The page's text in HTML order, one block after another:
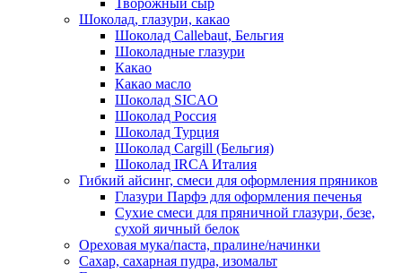
Творожный сыр
Шоколад, глазури, какао
Шоколад Callebaut, Бельгия
Шоколадные глазури
Какао
Какао масло
Шоколад SICAO
Шоколад Россия
Шоколад Турция
Шоколад Cargill (Бельгия)
Шоколад IRCA Италия
Гибкий айсинг, смеси для оформления пряников
Глазури Парфэ для оформления печенья
Сухие смеси для пряничной глазури, безе,
сухой яичный белок
Ореховая мука/паста, пралине/начинки
Сахар, сахарная пудра, изомальт